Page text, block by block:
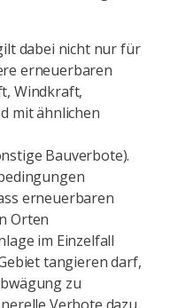
dabei nicht nur für
erneuerbaren
Windkraft,
mit ähnlichen
Bauverbote).
erneuerbaren
Orten
im Einzelfall
tangieren darf,
zu